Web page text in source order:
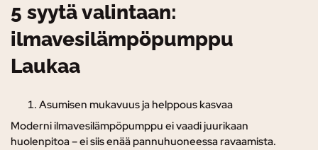
5 syytä valintaan:
ilmavesilämpöpumppu
Laukaa
Asumisen mukavuus ja helppous kasvaa
Moderni ilmavesilämpöpumppu ei vaadi juurikaan
huolenpitoa – ei siis enää pannuhuoneessa ravaamista.